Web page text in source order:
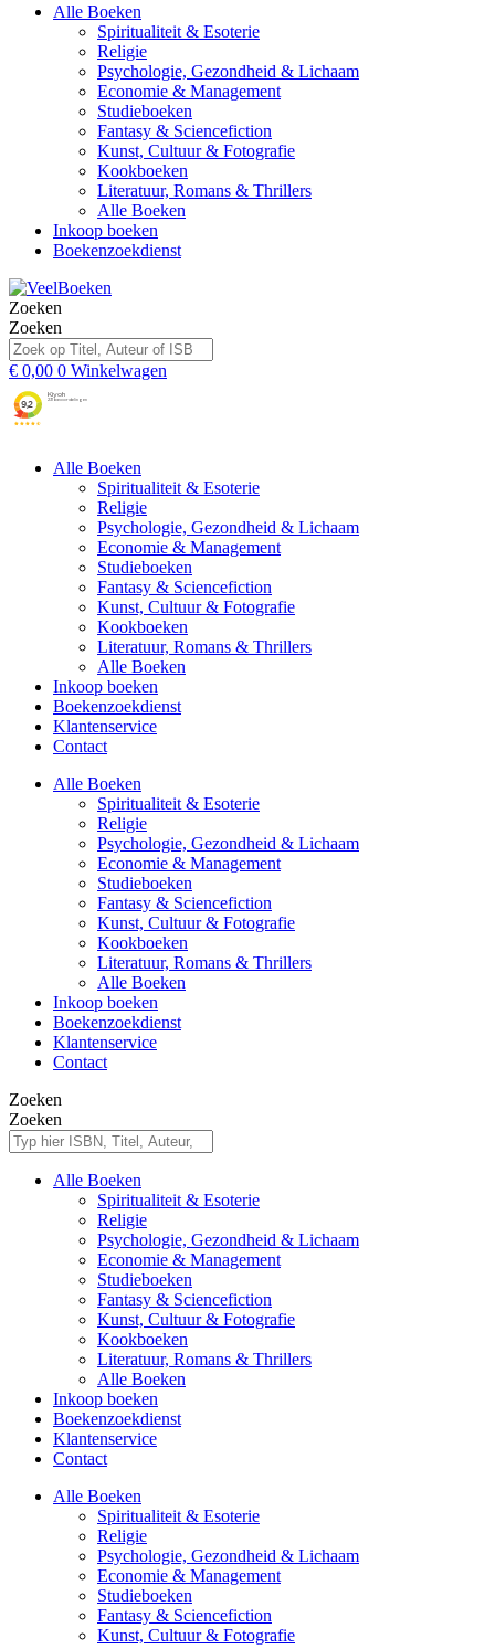
Alle Boeken
Spiritualiteit & Esoterie
Religie
Psychologie, Gezondheid & Lichaam
Economie & Management
Studieboeken
Fantasy & Sciencefiction
Kunst, Cultuur & Fotografie
Kookboeken
Literatuur, Romans & Thrillers
Alle Boeken
Inkoop boeken
Boekenzoekdienst
Zoeken
Zoeken
€ 0,00 0 Winkelwagen
Alle Boeken
Spiritualiteit & Esoterie
Religie
Psychologie, Gezondheid & Lichaam
Economie & Management
Studieboeken
Fantasy & Sciencefiction
Kunst, Cultuur & Fotografie
Kookboeken
Literatuur, Romans & Thrillers
Alle Boeken
Inkoop boeken
Boekenzoekdienst
Klantenservice
Contact
Alle Boeken
Spiritualiteit & Esoterie
Religie
Psychologie, Gezondheid & Lichaam
Economie & Management
Studieboeken
Fantasy & Sciencefiction
Kunst, Cultuur & Fotografie
Kookboeken
Literatuur, Romans & Thrillers
Alle Boeken
Inkoop boeken
Boekenzoekdienst
Klantenservice
Contact
Zoeken
Zoeken
Alle Boeken
Spiritualiteit & Esoterie
Religie
Psychologie, Gezondheid & Lichaam
Economie & Management
Studieboeken
Fantasy & Sciencefiction
Kunst, Cultuur & Fotografie
Kookboeken
Literatuur, Romans & Thrillers
Alle Boeken
Inkoop boeken
Boekenzoekdienst
Klantenservice
Contact
Alle Boeken
Spiritualiteit & Esoterie
Religie
Psychologie, Gezondheid & Lichaam
Economie & Management
Studieboeken
Fantasy & Sciencefiction
Kunst, Cultuur & Fotografie